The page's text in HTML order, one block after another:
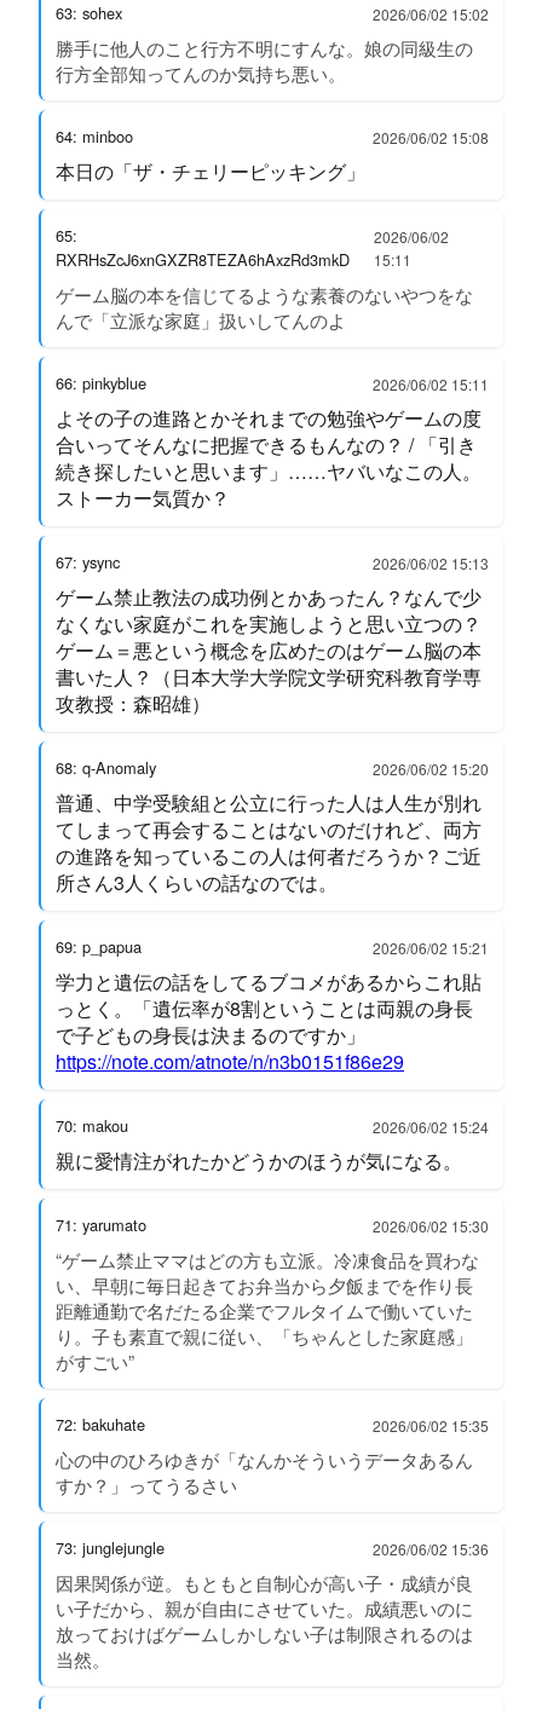
63: sohex 2026/06/02 15:02
勝手に他人のこと行方不明にすんな。娘の同級生の
行方全部知ってんのか気持ち悪い。
64: minboo 2026/06/02 15:08
本日の「ザ・チェリーピッキング」
65:
RXRHsZcJ6xnGXZR8TEZA6hAxzRd3mkD
2026/06/02
15:11
ゲーム脳の本を信じてるような素養のないやつをな
んで「立派な家庭」扱いしてんのよ
66: pinkyblue 2026/06/02 15:11
よその子の進路とかそれまでの勉強やゲームの度
合いってそんなに把握できるもんなの？ / 「引き
続き探したいと思います」……ヤバいなこの人。
ストーカー気質か？
67: ysync 2026/06/02 15:13
ゲーム禁止教法の成功例とかあったん？なんで少
なくない家庭がこれを実施しようと思い立つの？
ゲーム＝悪という概念を広めたのはゲーム脳の本
書いた人？（日本大学大学院文学研究科教育学専
攻教授：森昭雄）
68: q-Anomaly 2026/06/02 15:20
普通、中学受験組と公立に行った人は人生が別れ
てしまって再会することはないのだけれど、両方
の進路を知っているこの人は何者だろうか？ご近
所さん3人くらいの話なのでは。
69: p_papua 2026/06/02 15:21
学力と遺伝の話をしてるブコメがあるからこれ貼
っとく。「遺伝率が8割ということは両親の身長
で子どもの身長は決まるのですか」
https://note.com/atnote/n/n3b0151f86e29
70: makou 2026/06/02 15:24
親に愛情注がれたかどうかのほうが気になる。
71: yarumato 2026/06/02 15:30
“ゲーム禁止ママはどの方も立派。冷凍食品を買わな
い、早朝に毎日起きてお弁当から夕飯までを作り長
距離通勤で名だたる企業でフルタイムで働いていた
り。子も素直で親に従い、「ちゃんとした家庭感」
がすごい”
72: bakuhate 2026/06/02 15:35
心の中のひろゆきが「なんかそういうデータあるん
すか？」ってうるさい
73: junglejungle 2026/06/02 15:36
因果関係が逆。もともと自制心が高い子・成績が良
い子だから、親が自由にさせていた。成績悪いのに
放っておけばゲームしかしない子は制限されるのは
当然。